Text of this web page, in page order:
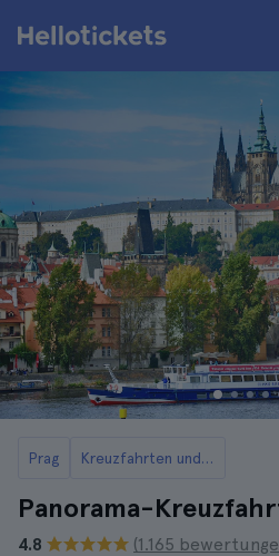
Prag Kreuzfahrten und Bootstouren in Prag
Panorama-
4.8
(1.165